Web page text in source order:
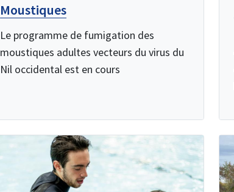
Moustiques
Le programme de fumigation des
moustiques adultes vecteurs du virus du
Nil occidental est en cours